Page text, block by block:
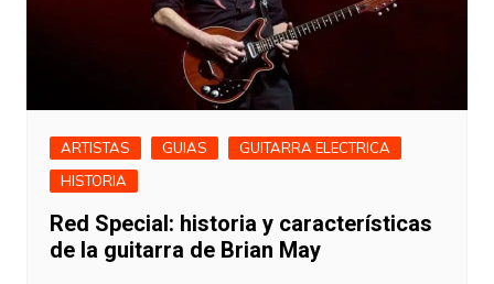
ARTISTAS GUIAS
GUITARRA ELECTRICA
HISTORIA
Red Special: historia y características
de la guitarra de Brian May